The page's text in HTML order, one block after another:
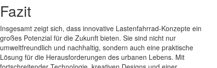
Fazit
Insgesamt zeigt sich, dass innovative Lastenfahrrad-Konzepte ein
großes Potenzial für die Zukunft bieten. Sie sind nicht nur
umweltfreundlich und nachhaltig, sondern auch eine praktische
Lösung für die Herausforderungen des urbanen Lebens. Mit